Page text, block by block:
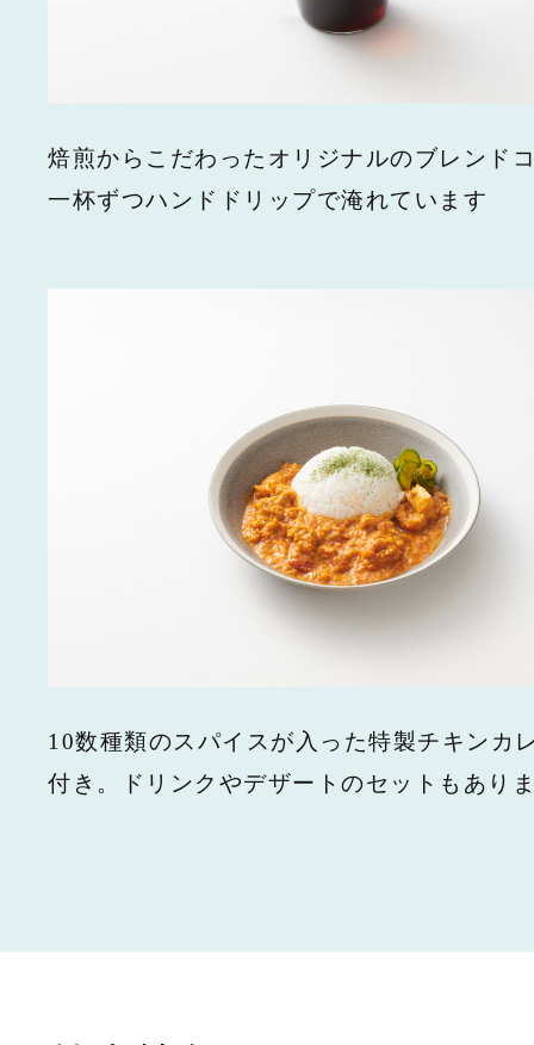
焙煎からこだわったオリジナルのブレンド
一杯ずつハンドドリップで淹れています
10数種類のスパイスが入った特製チキンカ
付き。ドリンクやデザートのセットもあり